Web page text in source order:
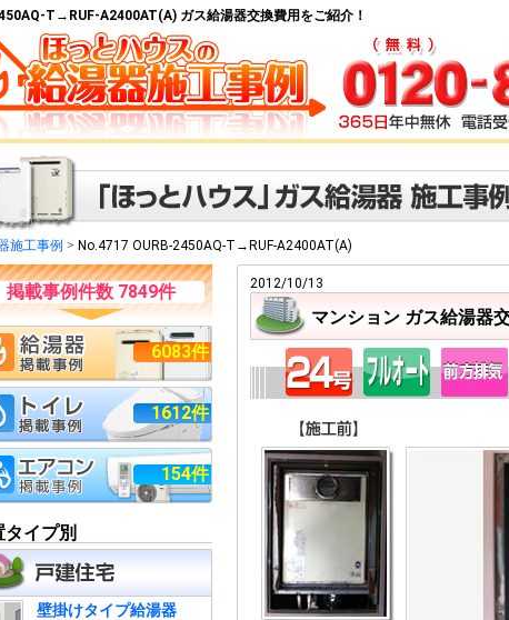
T→RUF-A2400AT(A) ガス給湯器交換費用をご紹介！
施工事例 > No.4717 OURB-2450AQ-T→RUF-A2400AT(A)
掲載事例件数 7849件
6083件
1612件
154件
タイプ別
壁掛けタイプ給湯器
2012/10/13
マンション ガス給湯器